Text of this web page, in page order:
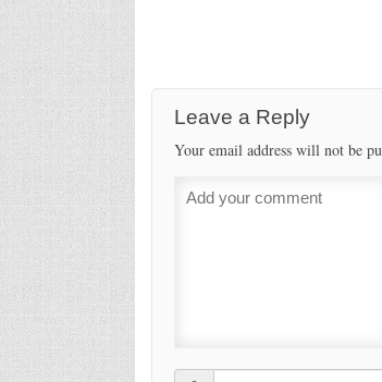
Leave a Reply
Your email address will not be